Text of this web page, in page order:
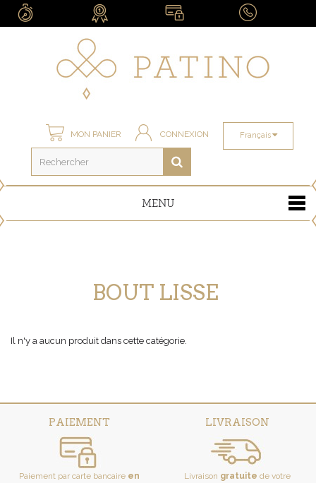
Français
CONNEXION
MON PANIER
MENU
BOUT LISSE
Il n'y a aucun produit dans cette catégorie.
PAIEMENT
Paiement par carte bancaire en
LIVRAISON
Livraison gratuite de votre